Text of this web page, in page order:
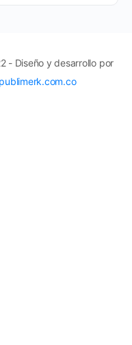
- Diseño y desarrollo por